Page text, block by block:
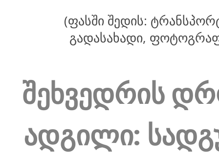
(ფასში შედის:
გადასახადი,
შეხვედრის
ადგილი: